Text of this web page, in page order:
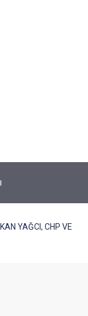
YAĞCI, CHP VE